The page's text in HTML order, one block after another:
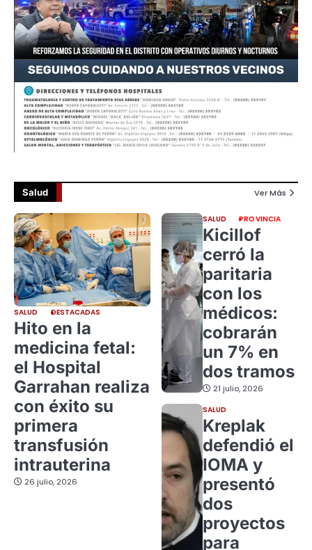
Salud Ver Más
SALUD DESTACADAS
Hito en la
medicina fetal:
el Hospital
Garrahan realiza
con éxito su
primera
transfusión
intrauterina
26 julio, 2026
SALUD PROVINCIA
Kicillof
cerró la
paritaria
con los
médicos:
cobrarán
un 7% en
dos tramos
21 julio, 2026
SALUD
Kreplak
defendió el
IOMA y
presentó
dos
proyectos
para